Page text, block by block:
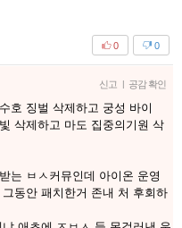
0
0
신고 | 공감 확인
호 징벌 삭제하고 궁성 바이
삭제하고 마도 집중의기원 삭
는 ㅂㅅ커뮤인데 아이온 운영
동안 패치한거 존내 처 후회하